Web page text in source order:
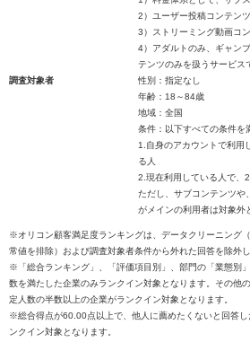
2）ユーザー投稿コンテン
3）ストリーミング動画コ
4）アダルトのみ、ギャン
テンツのみを扱うサービス
調査対象者
性別：指定なし
年齢：18～84歳
地域：全国
条件：以下すべての条件を
1.自身のアカウントで利用
る人
2.現在利用している人で、
ただし、サブコンテンツや
がメインの利用者は対象外
※オリコン顧客満足度ランキングは、データクリーニング
常値を排除）および調査対象者条件から外れた回答を除外
※「総合ランキング」、「評価項目別」、部門の「業態別
数を満たした企業のみランクイン対象となります。その他
定人数の半数以上の企業がランクイン対象となります。
※総合得点が60.00点以上で、他人に薦めたくないと回答
ンクイン対象となります。